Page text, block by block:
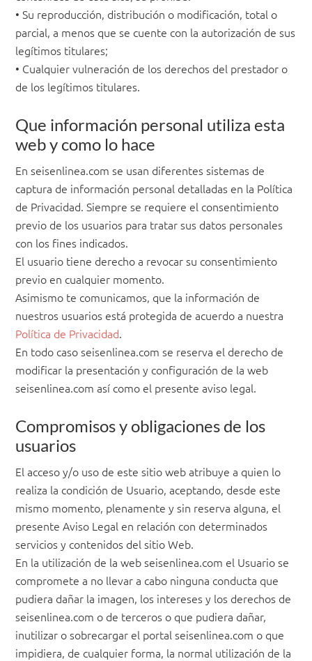
• Su reproducción, distribución o modificación, total o
parcial, a menos que se cuente con la autorización de sus
legítimos titulares;
• Cualquier vulneración de los derechos del prestador o
de los legítimos titulares.
Que información personal utiliza esta
web y como lo hace
En seisenlinea.com se usan diferentes sistemas de
captura de información personal detalladas en la Política
de Privacidad. Siempre se requiere el consentimiento
previo de los usuarios para tratar sus datos personales
con los fines indicados.
El usuario tiene derecho a revocar su consentimiento
previo en cualquier momento.
Asimismo te comunicamos, que la información de
nuestros usuarios está protegida de acuerdo a nuestra
Política de Privacidad.
En todo caso seisenlinea.com se reserva el derecho de
modificar la presentación y configuración de la web
seisenlinea.com así como el presente aviso legal.
Compromisos y obligaciones de los
usuarios
El acceso y/o uso de este sitio web atribuye a quien lo
realiza la condición de Usuario, aceptando, desde este
mismo momento, plenamente y sin reserva alguna, el
presente Aviso Legal en relación con determinados
servicios y contenidos del sitio Web.
En la utilización de la web seisenlinea.com el Usuario se
compromete a no llevar a cabo ninguna conducta que
pudiera dañar la imagen, los intereses y los derechos de
seisenlinea.com o de terceros o que pudiera dañar,
inutilizar o sobrecargar el portal seisenlinea.com o que
impidiera, de cualquier forma, la normal utilización de la